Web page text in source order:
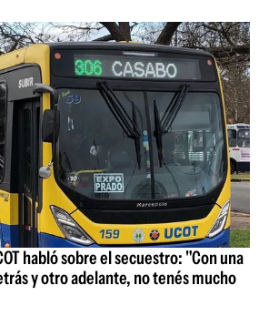
habló sobre el secuestro: "Con una
y otro adelante, no tenés mucho